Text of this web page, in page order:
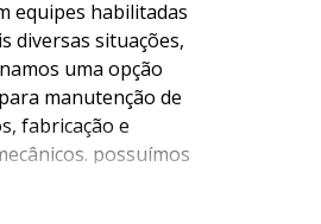
equipes habilitadas
diversas situações,
uma opção
manutenção de
fabricação e
possuímos
documentos que nos